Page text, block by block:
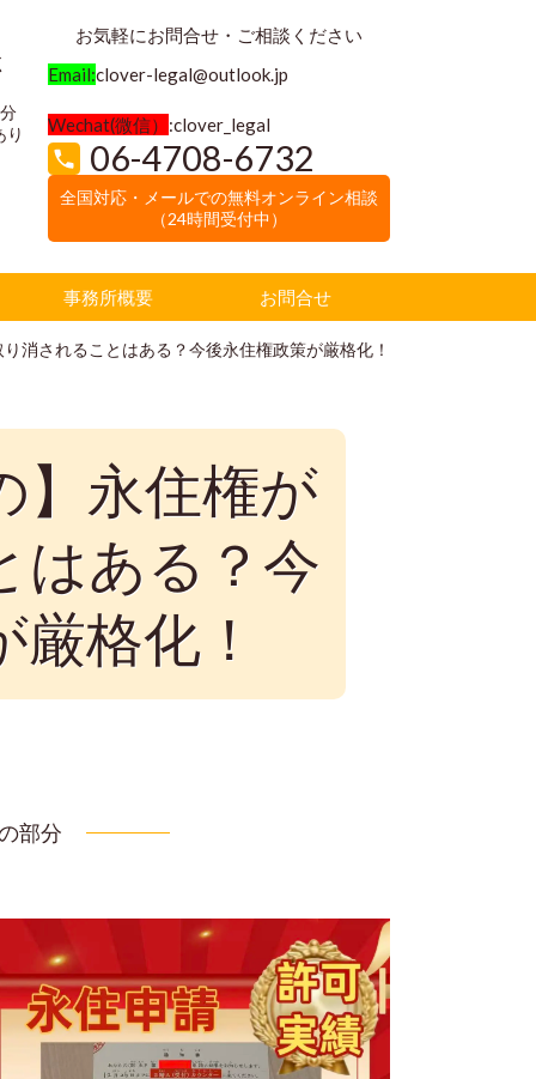
り
お気軽にお問合せ・ご相談ください
Email:clover-legal@outlook.jp
Wechat(微信） :clover_legal
06-4708-6732
全国対応・メールでの無料オンライン相談
（24時間受付中）
事務所概要 お問合せ
消されることはある？今後永住権政策が厳格化！
】永住権が
はある？今
格化！
部分